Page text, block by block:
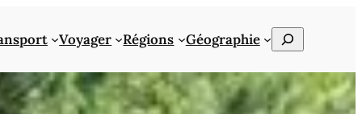
Voyager Régions Géographie Rechercher